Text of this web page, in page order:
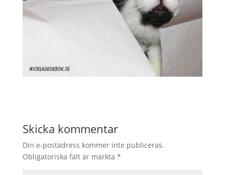
Skicka kommentar
Din e-postadress kommer inte publiceras.
Obligatoriska fält är märkta *